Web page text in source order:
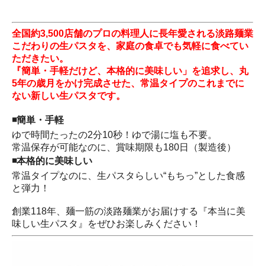
全国約3,500店舗のプロの料理人に長年愛される淡路麺業
こだわりの生パスタを、家庭の食卓でも気軽に食べてい
ただきたい。
『簡単・手軽だけど、本格的に美味しい」を追求し、丸
5年の歳月をかけ完成させた、常温タイプのこれまでに
ない新しい生パスタです。
◾️簡単・手軽
ゆで時間たったの2分10秒！ゆで湯に塩も不要。
常温保存が可能なのに、賞味期限も180日（製造後）
◾️本格的に美味しい
常温タイプなのに、生パスタらしい“もちっ”とした食感
と弾力！
創業118年、麺一筋の淡路麺業がお届けする『本当に美
味しい生パスタ』をぜひお楽しみください！